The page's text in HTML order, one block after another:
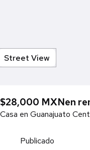
Street View
$28,000 MXNen
Casa en Guanajuato
Publicado